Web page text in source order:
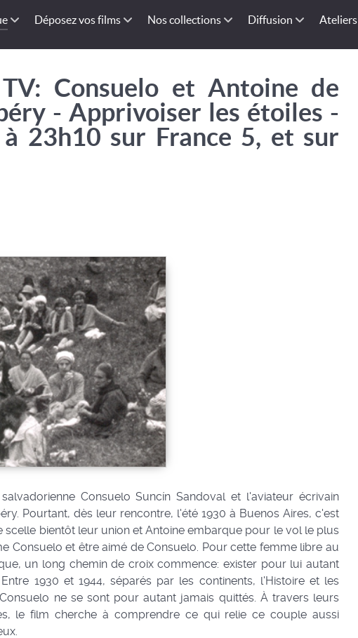
Déposez vos films Nos collections Diffusion Ateliers
Consuelo et Antoine de
- Apprivoiser les étoiles -
23h10 sur France 5, et sur
Consuelo Suncín Sandoval et l'aviateur écrivain
Pourtant, dès leur rencontre, l'été 1930 à Buenos Aires, c'est
scelle bientôt leur union et Antoine embarque pour le vol le plus
Consuelo et être aimé de Consuelo. Pour cette femme libre au
un long chemin de croix commence: exister pour lui autant
1930 et 1944, séparés par les continents, l'Histoire et les
ne se sont pour autant jamais quittés. À travers leurs
le film cherche à comprendre ce qui relie ce couple aussi